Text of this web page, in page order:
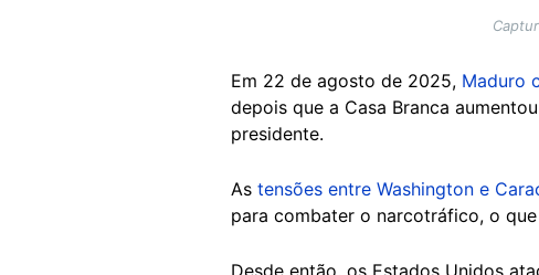
Em 22 de agosto de 2025, Maduro
depois que a Casa Branca
presidente.
As tensões entre Washington e
para combater o narcotráfico, o
Desde então, os Estados Unidos